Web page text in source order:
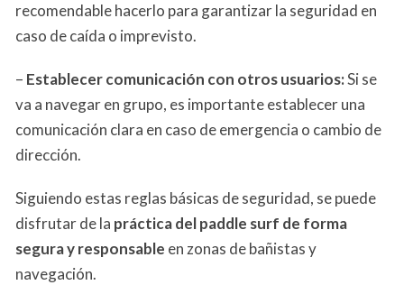
recomendable hacerlo para garantizar la seguridad en
caso de caída o imprevisto.
– Establecer comunicación con otros usuarios:Si se
va a navegar en grupo, es importante establecer una
comunicación clara en caso de emergencia o cambio de
dirección.
Siguiendo estas reglas básicas de seguridad, se puede
disfrutar de la práctica del paddle surf de forma
segura y responsable en zonas de bañistas y
navegación.